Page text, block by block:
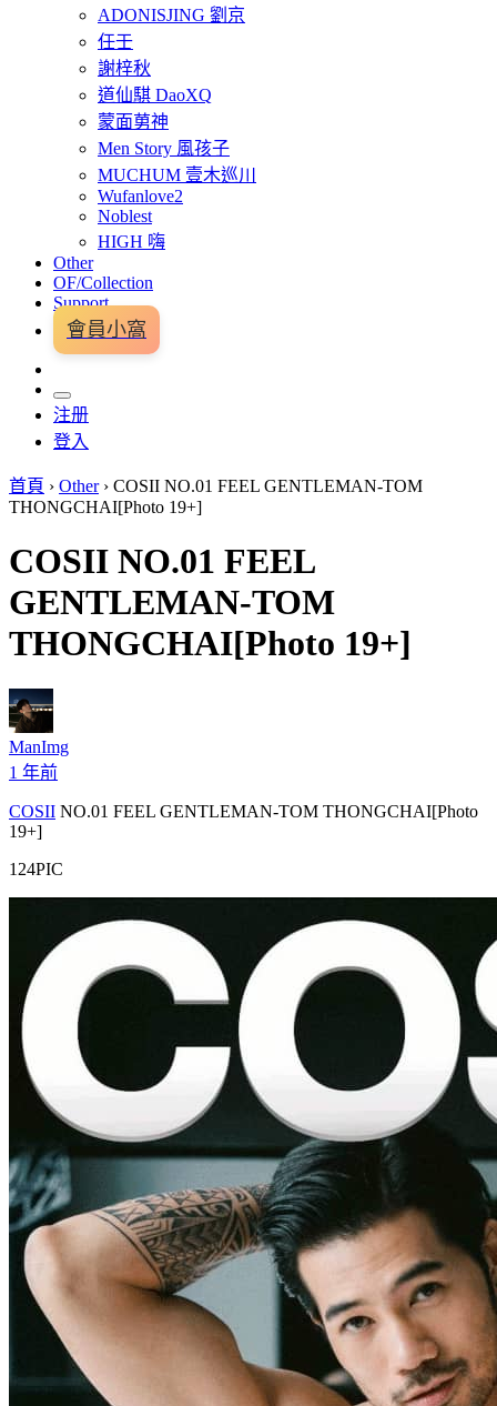
ADONISJING 劉京
任壬
謝梓秋
道仙騏 DaoXQ
蒙面莮神
Men Story 風孩子
MUCHUM 壹木巡川
Wufanlove2
Noblest
HIGH 嗨
Other
OF/Collection
Support
會員小窩
注册
登入
首頁 › Other › COSII NO.01 FEEL GENTLEMAN-TOM
THONGCHAI[Photo 19+]
COSII NO.01 FEEL
GENTLEMAN-TOM
THONGCHAI[Photo 19+]
ManImg
1 年前
COSII NO.01 FEEL GENTLEMAN-TOM THONGCHAI[Photo
19+]
124PIC